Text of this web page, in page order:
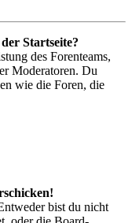
Startseite?
des Forenteams,
Moderatoren. Du
wie die Foren, die
bist du nicht